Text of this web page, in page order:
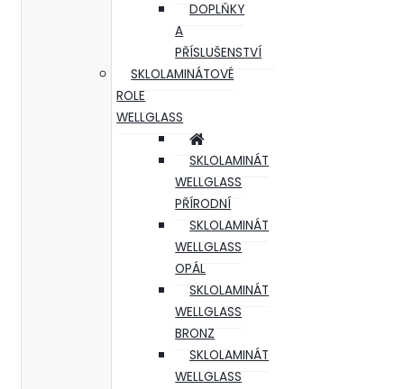
DOPLŇKY
A
PŘÍSLUŠENSTVÍ
SKLOLAMINÁTOVÉ
ROLE
WELLGLASS
SKLOLAMINÁT
WELLGLASS
PŘÍRODNÍ
SKLOLAMINÁT
WELLGLASS
OPÁL
SKLOLAMINÁT
WELLGLASS
BRONZ
SKLOLAMINÁT
WELLGLASS